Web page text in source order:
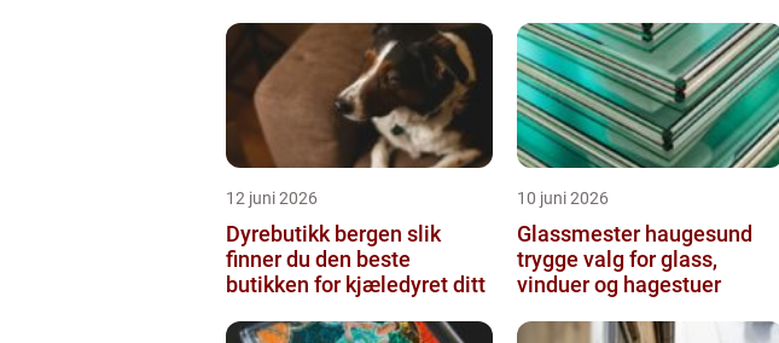
12 juni 2026
Dyrebutikk bergen slik
finner du den beste
butikken for kjæledyret ditt
10 juni 2026
Glassmester haugesund
trygge valg for glass,
vinduer og hagestuer